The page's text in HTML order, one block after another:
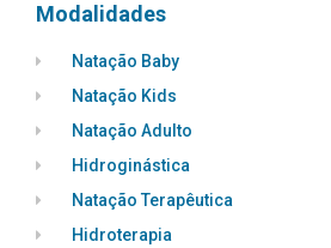
Modalidades
Natação Baby
Natação Kids
Natação Adulto
Hidroginástica
Natação Terapêutica
Hidroterapia